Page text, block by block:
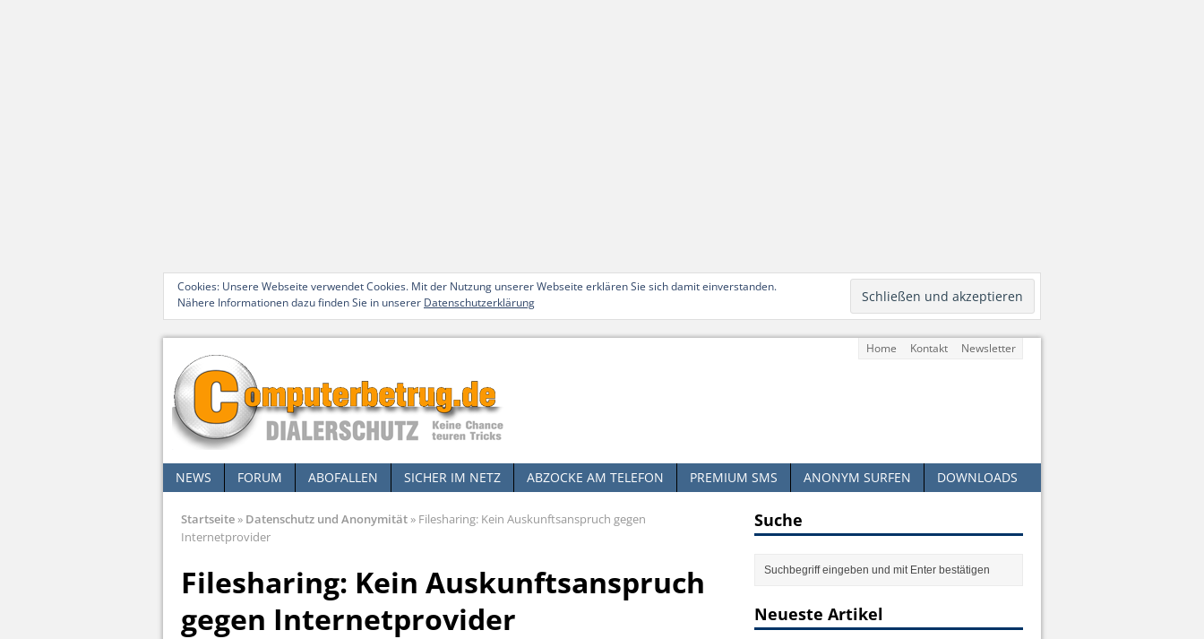
Cookies: Unsere Webseite verwendet Cookies. Mit der Nutzung unserer Webseite erklären Sie sich damit einverstanden.
Nähere Informationen dazu finden Sie in unserer Datenschutzerklärung
Home Kontakt Newsletter
NEWS FORUM ABOFALLEN SICHER IM NETZ ABZOCKE AM TELEFON PREMIUM SMS ANONYM SURFEN DOWNLOADS
Startseite» Datenschutz und Anonymität» Filesharing: Kein Auskunftsanspruch gegen
Internetprovider
Filesharing: Kein Auskunftsanspruch
gegen Internetprovider
Suche
Neueste Artikel